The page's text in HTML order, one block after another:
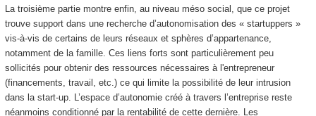
La troisième partie montre enfin, au niveau méso social, que ce projet
trouve support dans une recherche d’autonomisation des « startuppers »
vis-à-vis de certains de leurs réseaux et sphères d’appartenance,
notamment de la famille. Ces liens forts sont particulièrement peu
sollicités pour obtenir des ressources nécessaires à l'entrepreneur
(financements, travail, etc.) ce qui limite la possibilité de leur intrusion
dans la start-up. L’espace d’autonomie créé à travers l’entreprise reste
néanmoins conditionné par la rentabilité de cette dernière. Les